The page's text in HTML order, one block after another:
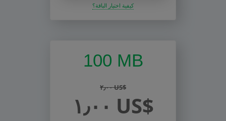
كيفية اختيار الباقة؟
100 MB
٢٫٠٠ US$
١٫٠٠ US$